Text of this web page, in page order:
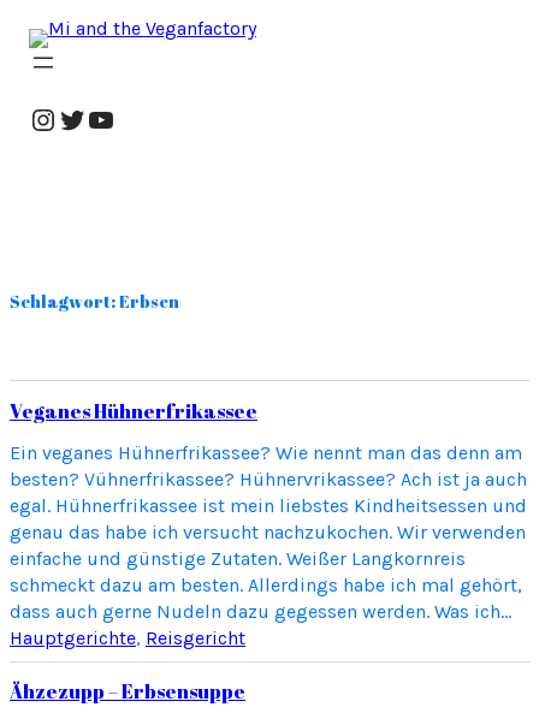
Inhalt
springen
Instagram
Twitter
YouTube
Schlagwort:Erbsen
Veganes Hühnerfrikassee
Ein veganes Hühnerfrikassee? Wie nennt man das denn am
besten? Vühnerfrikassee? Hühnervrikassee? Ach ist ja auch
egal. Hühnerfrikassee ist mein liebstes Kindheitsessen und
genau das habe ich versucht nachzukochen. Wir verwenden
einfache und günstige Zutaten. Weißer Langkornreis
schmeckt dazu am besten. Allerdings habe ich mal gehört,
dass auch gerne Nudeln dazu gegessen werden. Was ich…
Hauptgerichte, Reisgericht
Ähzezupp – Erbsensuppe